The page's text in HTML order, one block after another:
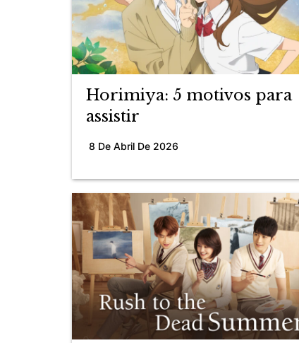
Horimiya: 5 motivos para
assistir
8 De Abril De 2026